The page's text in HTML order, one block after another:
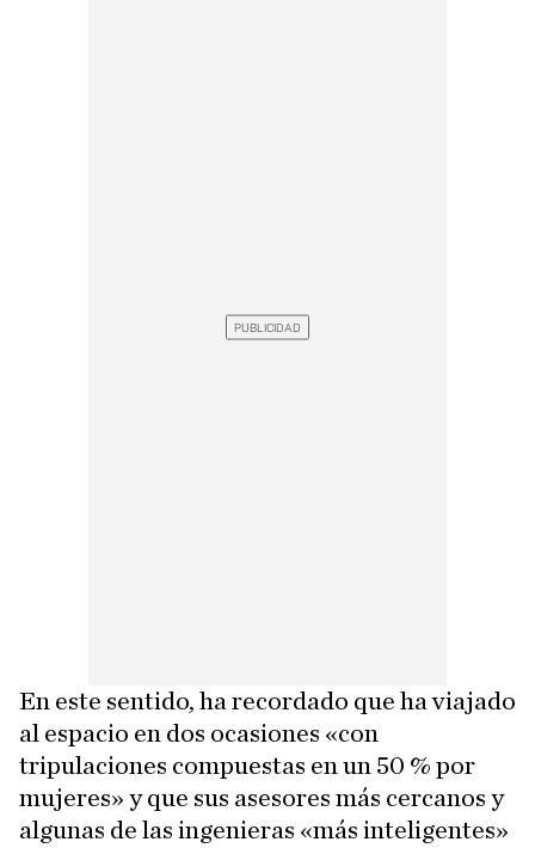
En este sentido, ha recordado que ha viajado
al espacio en dos ocasiones «con
tripulaciones compuestas en un 50 % por
mujeres» y que sus asesores más cercanos y
algunas de las ingenieras «más inteligentes»